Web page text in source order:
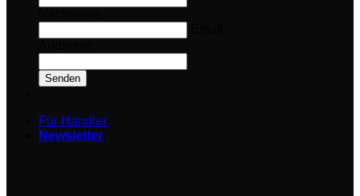
Senden
Für Händler
Newsletter